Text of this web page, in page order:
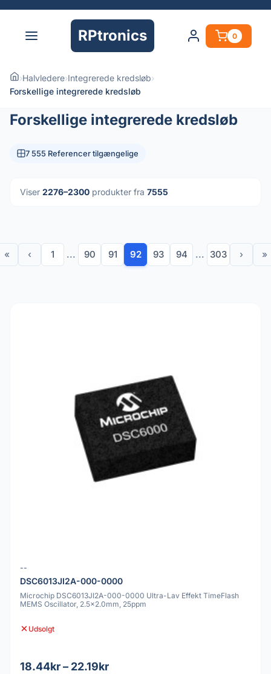
RPtronics 0
›Halvledere›Integrerede kredsløb›
Forskellige integrerede kredsløb
Forskellige integrerede kredsløb
7 555 Referencer tilgængelige
Viser 2276–2300 produkter fra 7555
« ‹ 1 ... 90 91 92 93 94 ... 303 › »
--
DSC6013JI2A-000-0000
Microchip DSC6013JI2A-000-0000 Ultra-Lav Effekt TimeFlash
MEMS Oscillator, 2.5x2.0mm, 25ppm
Udsolgt
18.44kr – 22.19kr